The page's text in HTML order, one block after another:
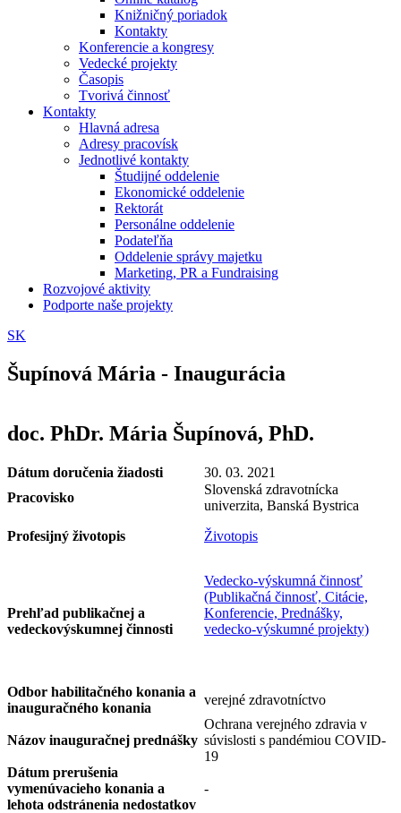
Knižničný poriadok
Kontakty
Konferencie a kongresy
Vedecké projekty
Časopis
Tvorivá činnosť
Kontakty
Hlavná adresa
Adresy pracovísk
Jednotlivé kontakty
Študijné oddelenie
Ekonomické oddelenie
Rektorát
Personálne oddelenie
Podateľňa
Oddelenie správy majetku
Marketing, PR a Fundraising
Rozvojové aktivity
Podporte naše projekty
SK
Šupínová Mária - Inaugurácia
doc. PhDr. Mária Šupínová, PhD.
Dátum doručenia žiadosti
30. 03. 2021
Pracovisko
Slovenská zdravotnícka
univerzita, Banská Bystrica
Profesijný životopis
Životopis
Prehľad publikačnej a
vedeckovýskumnej činnosti
Vedecko-výskumná činnosť
(Publikačná činnosť, Citácie,
Konferencie, Prednášky,
vedecko-výskumné projekty)
Odbor habilitačného konania a
inauguračného konania
verejné zdravotníctvo
Názov inauguračnej prednášky
Ochrana verejného zdravia v
súvislosti s pandémiou COVID-
19
Dátum prerušenia
vymenúvacieho konania a
lehota odstránenia nedostatkov
-